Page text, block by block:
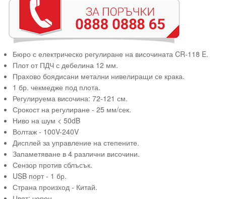
Бюро с електрическо регулиране на височината CR-118 E.
Плот от ПДЧ с дебелина 12 мм.
Прахово боядисани метални нивелиращи се крака.
1 бр. чекмедже под плота.
Регулируема височина: 72-121 см.
Срокост на регулиране - 25 мм/сек.
Ниво на шум < 50dB
Волтаж - 100V-240V
Дисплей за управление на степените.
Запаметяване в 4 различни височини.
Сензор против сблъсък.
USB порт - 1 бр.
Страна произход - Китай.